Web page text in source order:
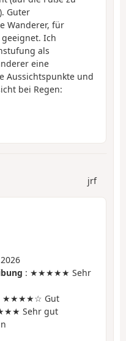
Guter
Wanderer, für
Ich
als
eine
Aussichtspunkte und
bei Regen:
jrf
: ★★★★★ Sehr
★★★★☆ Gut
Sehr gut